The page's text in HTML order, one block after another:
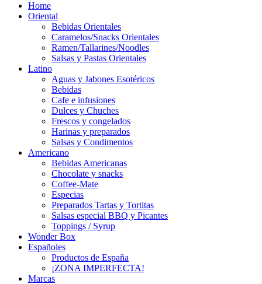
Home
Oriental
Bebidas Orientales
Caramelos/Snacks Orientales
Ramen/Tallarines/Noodles
Salsas y Pastas Orientales
Latino
Aguas y Jabones Esotéricos
Bebidas
Cafe e infusiones
Dulces y Chuches
Frescos y congelados
Harinas y preparados
Salsas y Condimentos
Americano
Bebidas Americanas
Chocolate y snacks
Coffee-Mate
Especias
Preparados Tartas y Tortitas
Salsas especial BBQ y Picantes
Toppings / Syrup
Wonder Box
Españoles
Productos de España
¡ZONA IMPERFECTA!
Marcas